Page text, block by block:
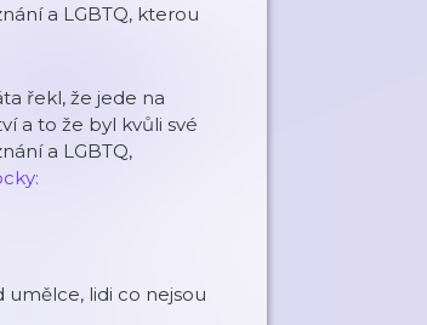
a LGBTQ, kterou
řekl, že jede na
a to že byl kvůli své
a LGBTQ,
lidi co nejsou